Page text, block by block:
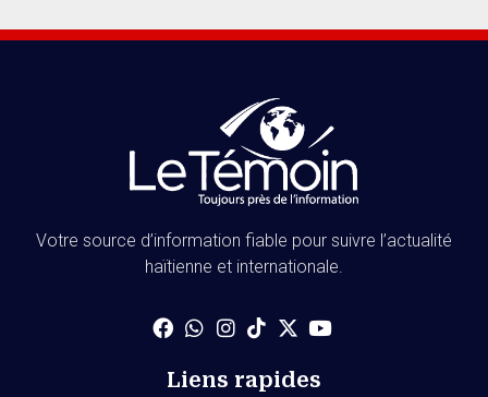
Votre source d’information fiable pour suivre l’actualité
haïtienne et internationale.
Liens rapides